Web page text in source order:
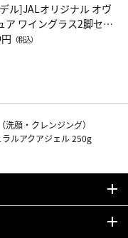
ル]JALオリジナル オヴ
ア ワイングラス2脚セッ
ッドワイン）
（税込）
洗顔・クレンジング）
ルアクアジェル 250g